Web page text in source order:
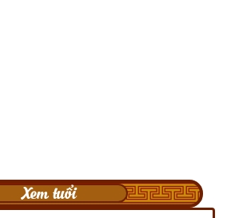
Xem tuổi